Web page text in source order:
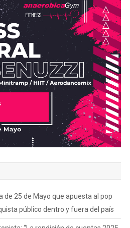
de 25 de Mayo que apuesta al pop
público dentro y fuera del país